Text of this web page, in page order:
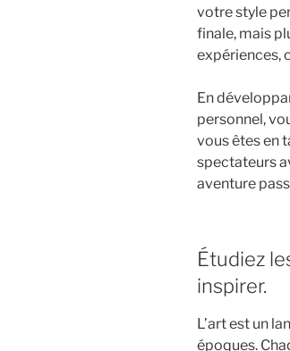
votre style
finale, mais
expériences,
En
personnel,
vous êtes en
spectateurs
aventure
Étudiez
inspirer.
L’art est un
époques.